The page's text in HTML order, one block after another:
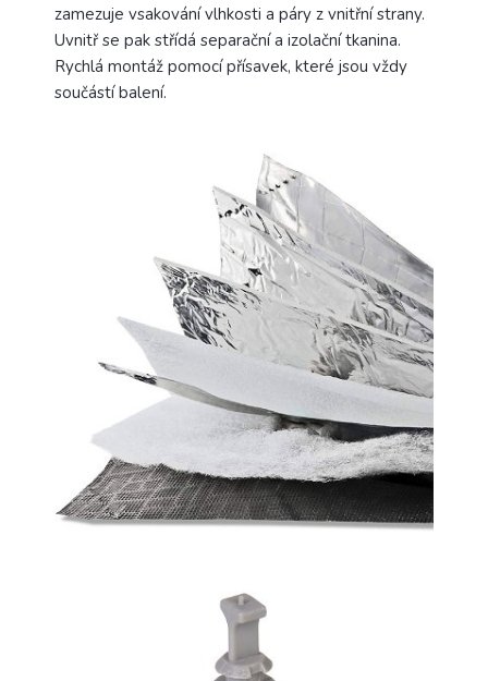
zamezuje vsakování vlhkosti a páry z vnitřní strany.
Uvnitř se pak střídá separační a izolační tkanina.
Rychlá montáž pomocí přísavek, které jsou vždy
součástí balení.